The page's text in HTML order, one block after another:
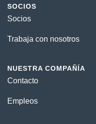
SOCIOS
Socios
Trabaja con nosotros
NUESTRA COMPAÑÍA
Contacto
Empleos